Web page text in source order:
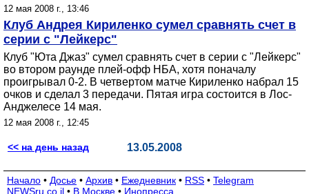
12 мая 2008 г., 13:46
Клуб Андрея Кириленко сумел сравнять счет в
серии с "Лейкерс"
Клуб "Юта Джаз" сумел сравнять счет в серии с "Лейкерс"
во втором раунде плей-офф НБА, хотя поначалу
проигрывал 0-2. В четвертом матче Кириленко набрал 15
очков и сделал 3 передачи. Пятая игра состоится в Лос-
Анджелесе 14 мая.
12 мая 2008 г., 12:45
<< на день назад 13.05.2008
Начало • Досье • Архив • Ежедневник • RSS • Telegram
NEWSru.co.il • В Москве • Инопресса